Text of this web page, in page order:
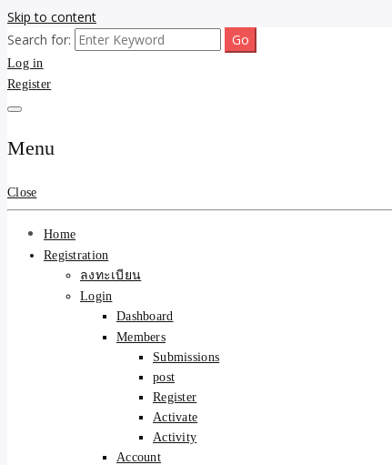
Skip to content
รับจ้างโพสต์ขายบ้าน ขาย
ความคุ้มค่า "ถูกและดีมีอยู่
การันตีงานดี 100% ✨
ขายบ้านไม่ออก ขายสินค้าไม่ได้ บอกเรา! รับจ้างลงโพสต์อสังหาฯ รับ
Search for:
Log in
Register
Menu
Close
Home
Registration
ลงทะเบียน
Login
Dashboard
Members
Submissions
post
Register
Activate
Activity
Account